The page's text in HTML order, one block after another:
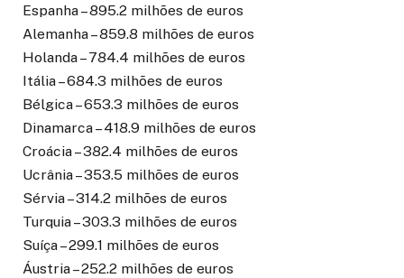
Espanha – 895.2 milhões de euros
Alemanha – 859.8 milhões de euros
Holanda – 784.4 milhões de euros
Itália – 684.3 milhões de euros
Bélgica – 653.3 milhões de euros
Dinamarca – 418.9 milhões de euros
Croácia – 382.4 milhões de euros
Ucrânia – 353.5 milhões de euros
Sérvia – 314.2 milhões de euros
Turquia – 303.3 milhões de euros
Suíça – 299.1 milhões de euros
Áustria – 252.2 milhões de euros